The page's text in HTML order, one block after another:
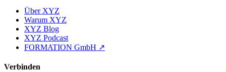
Über XYZ
Warum XYZ
XYZ Blog
XYZ Podcast
FORMATION GmbH ↗
Verbinden